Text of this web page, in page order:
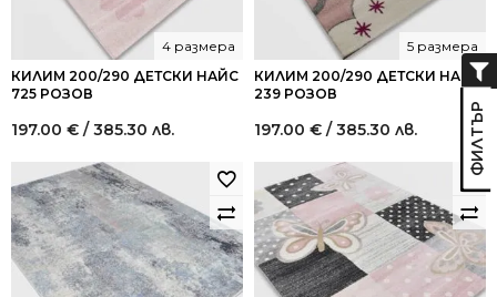
КИЛИМ 200/290 ДЕТСКИ НАЙС
725 РОЗОВ
4 размера
197.00 € / 385.30 лв.
КИЛИМ 200/290 ДЕТСКИ НАЙС
239 РОЗОВ
5 размера
197.00 € / 385.30 лв.